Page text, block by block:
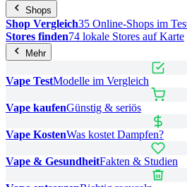
Shops
Shop Vergleich35 Online-Shops im
Stores finden74 lokale Stores auf Karte
Mehr
Vape TestModelle im Vergleich
Vape kaufenGünstig & seriös
Vape KostenWas kostet Dampfen?
Vape & GesundheitFakten & Studien